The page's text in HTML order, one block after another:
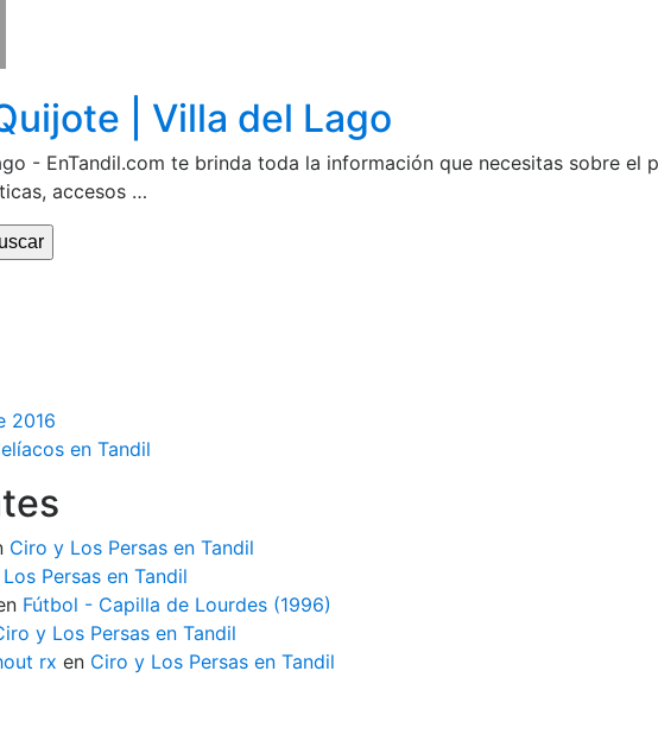
| Villa del Lago
- EnTandil.com te brinda toda la información que necesitas sobre el
accesos …
2016
en Tandil
Ciro y Los Persas en Tandil
Persas en Tandil
Fútbol - Capilla de Lourdes (1996)
y Los Persas en Tandil
rx en Ciro y Los Persas en Tandil